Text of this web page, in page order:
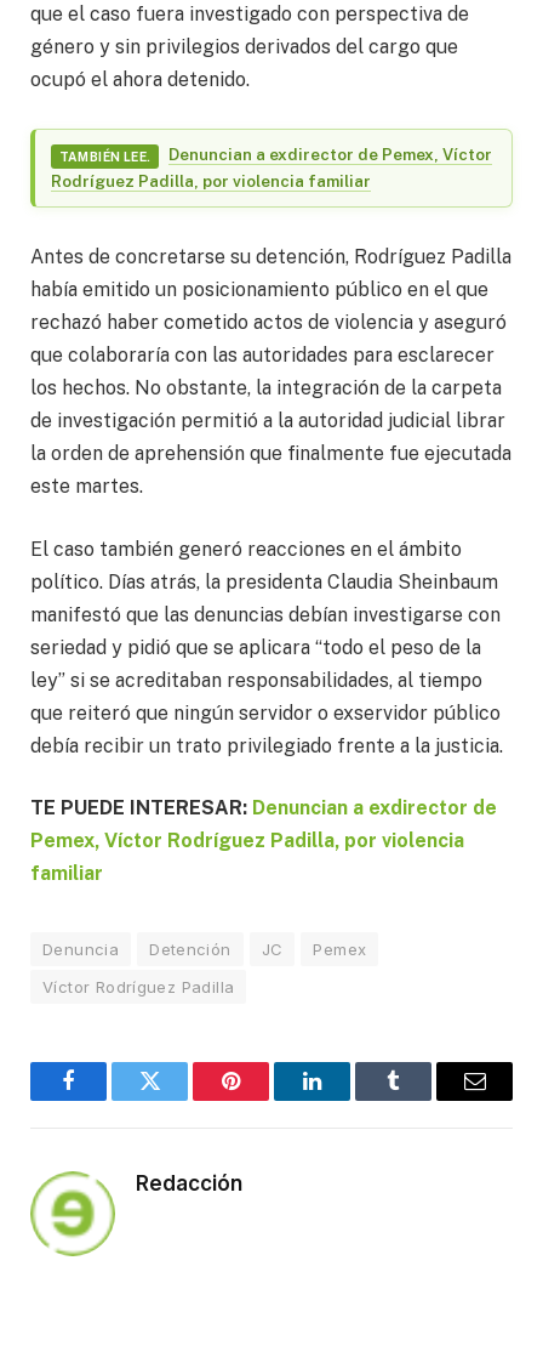
que el caso fuera investigado con perspectiva de
género y sin privilegios derivados del cargo que
ocupó el ahora detenido.
TAMBIÉN LEE.
Denuncian a exdirector de Pemex, Víctor
Rodríguez Padilla, por violencia familiar
Antes de concretarse su detención, Rodríguez Padilla
había emitido un posicionamiento público en el que
rechazó haber cometido actos de violencia y aseguró
que colaboraría con las autoridades para esclarecer
los hechos. No obstante, la integración de la carpeta
de investigación permitió a la autoridad judicial librar
la orden de aprehensión que finalmente fue ejecutada
este martes.
El caso también generó reacciones en el ámbito
político. Días atrás, la presidenta Claudia Sheinbaum
manifestó que las denuncias debían investigarse con
seriedad y pidió que se aplicara “todo el peso de la
ley” si se acreditaban responsabilidades, al tiempo
que reiteró que ningún servidor o exservidor público
debía recibir un trato privilegiado frente a la justicia.
TE PUEDE INTERESAR: Denuncian a exdirector de
Pemex, Víctor Rodríguez Padilla, por violencia
familiar
Denuncia Detención JC
Pemex
Víctor Rodríguez Padilla
FacebookTwitter Pinterest LinkedInTumblr Email
Redacción